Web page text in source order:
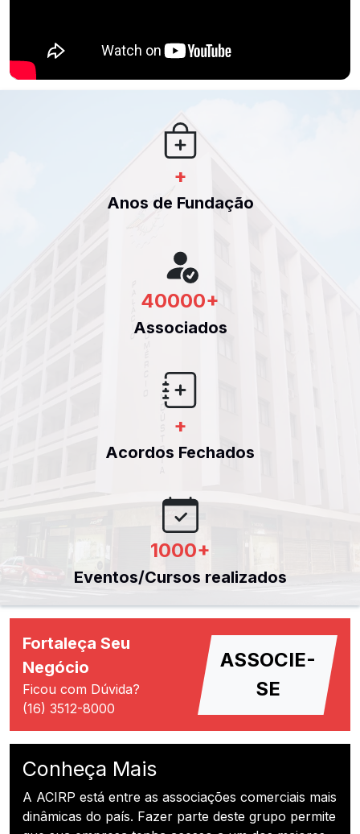
+
Anos de Fundação
40000+
Associados
+
Acordos Fechados
1000+
Eventos/Cursos realizados
Fortaleça Seu
Negócio
Ficou com Dúvida?
(16) 3512-8000
ASSOCIE-
SE
Conheça Mais
A ACIRP está entre as associações comerciais mais
dinâmicas do país. Fazer parte deste grupo permite